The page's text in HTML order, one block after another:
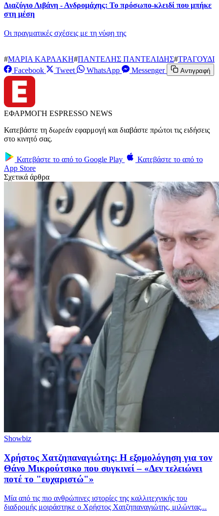
Διαζύγιο Λιβάνη - Ανδρομάχης: Το πρόσωπο-κλειδί που μπήκε
στη μέση
Οι πραγματικές σχέσεις με τη νύφη της
#ΜΑΡΙΑ ΚΑΡΛΑΚΗ#ΠΑΝΤΕΛΗΣ ΠΑΝΤΕΛΙΔΗΣ#ΤΡΑΓΟΥΔΙ
Facebook
Tweet WhatsApp Messenger Αντιγραφή
ΕΦΑΡΜΟΓΗ ESPRESSO NEWS
Κατεβάστε τη δωρεάν εφαρμογή και διαβάστε πρώτοι τις ειδήσεις
στο κινητό σας.
Κατεβάστε το από το Google Play
Κατεβάστε το από το
App Store
Σχετικά άρθρα
Showbiz
Χρήστος Χατζηπαναγιώτης: Η εξομολόγηση για τον
Θάνο Μικρούτσικο που συγκινεί – «Δεν τελειώνει
ποτέ το "ευχαριστώ"»
Μία από τις πιο ανθρώπινες ιστορίες της καλλιτεχνικής του
διαδρομής μοιράστηκε ο Χρήστος Χατζηπαναγιώτης, μιλώντας...